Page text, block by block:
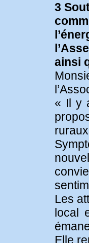
3
ainsi
« Il y
Les
local
Elle